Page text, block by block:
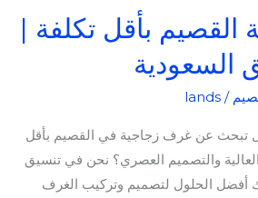
بأقل تكلفة |
السعودية
/
lands
تبحث عن غرف زجاجية في القصيم بأقل
والتصميم العصري؟ نحن في تنسيق
أفضل الحلول لتصميم وتركيب الغرف